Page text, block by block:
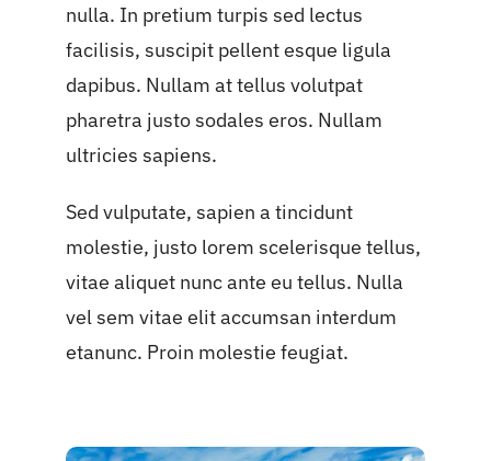
nulla. In pretium turpis sed lectus
facilisis, suscipit pellent esque ligula
dapibus. Nullam at tellus volutpat
pharetra justo sodales eros. Nullam
ultricies sapiens.
Sed vulputate, sapien a tincidunt
molestie, justo lorem scelerisque tellus,
vitae aliquet nunc ante eu tellus. Nulla
vel sem vitae elit accumsan interdum
etanunc. Proin molestie feugiat.